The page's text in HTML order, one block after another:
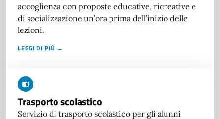
accoglienza con proposte educative, ricreative e
di socializzazione un’ora prima dell’inizio delle
lezioni.
LEGGI DI PIÙ →
Trasporto scolastico
Servizio di trasporto scolastico per gli alunni